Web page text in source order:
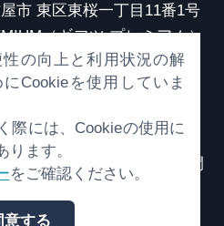
市 東区東桜一丁目11番1号
（ギフツ プレミアム）
無休）※観光相談対応時間
の向上と利用状況の解
Cookieを使用していま
際には、Cookieの使用に
ります。
をご確認ください。
意する